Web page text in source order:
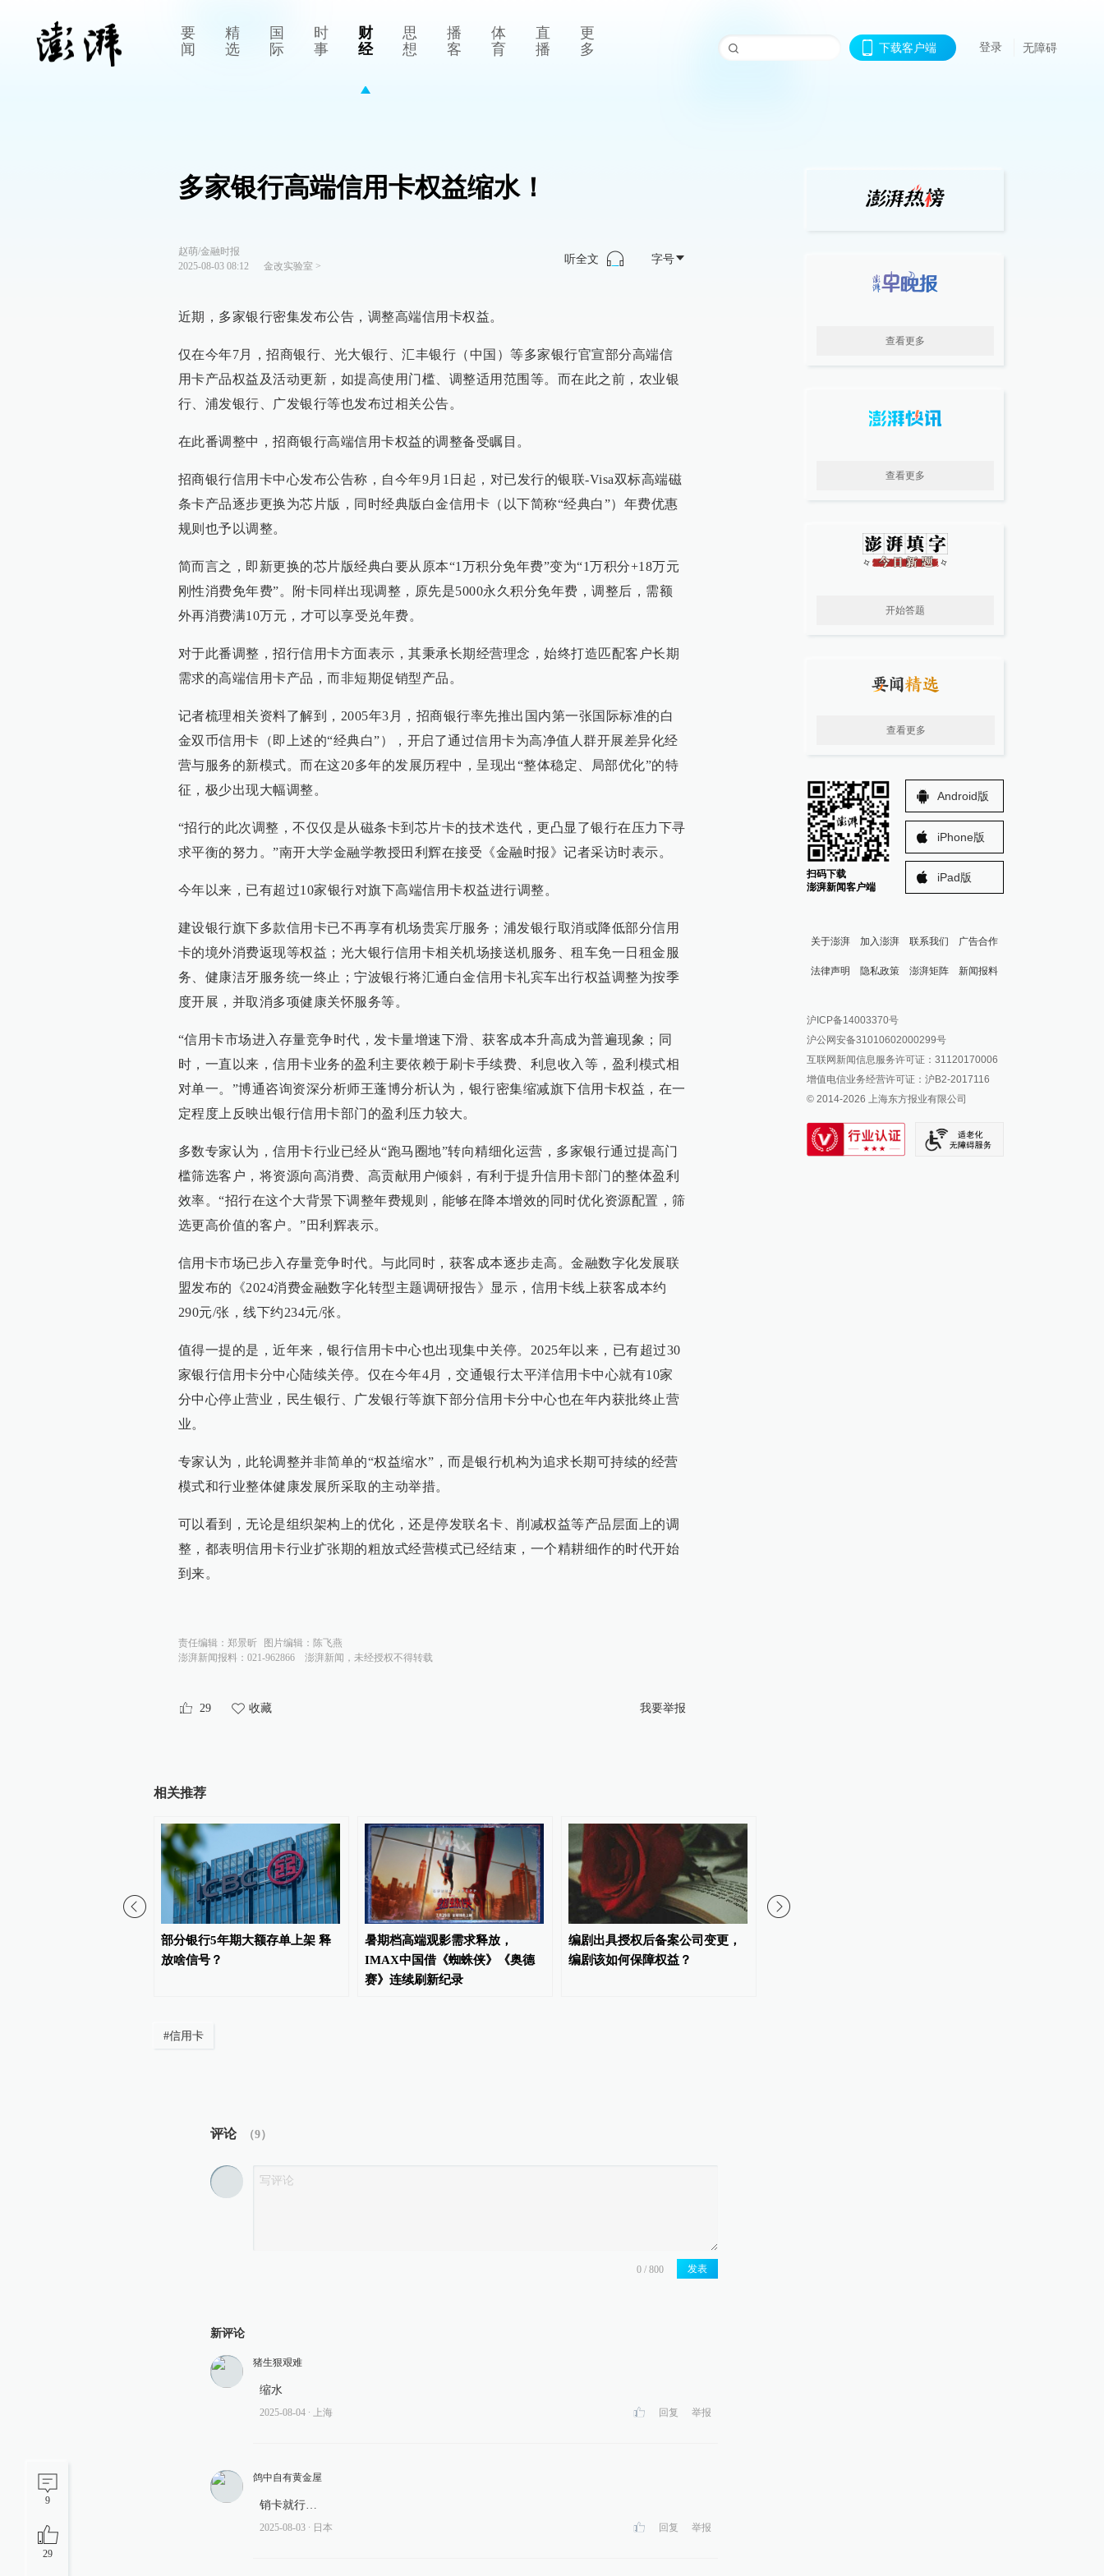
要
闻
精
选
国
际
时
事
财
经
思
想
播
客
体
育
直
播
更
多
下载客户端 登录 无障碍
9
29
多家银行高端信用卡权益缩水！
赵萌/金融时报
2025-08-03 08:12
金改实验室 >
听全文 字号
近期，多家银行密集发布公告，调整高端信用卡权益。
仅在今年7月，招商银行、光大银行、汇丰银行（中国）等多家银行官宣部分高端信
用卡产品权益及活动更新，如提高使用门槛、调整适用范围等。而在此之前，农业银
行、浦发银行、广发银行等也发布过相关公告。
在此番调整中，招商银行高端信用卡权益的调整备受瞩目。
招商银行信用卡中心发布公告称，自今年9月1日起，对已发行的银联-Visa双标高端磁
条卡产品逐步更换为芯片版，同时经典版白金信用卡（以下简称“经典白”）年费优惠
规则也予以调整。
简而言之，即新更换的芯片版经典白要从原本“1万积分免年费”变为“1万积分+18万元
刚性消费免年费”。附卡同样出现调整，原先是5000永久积分免年费，调整后，需额
外再消费满10万元，才可以享受兑年费。
对于此番调整，招行信用卡方面表示，其秉承长期经营理念，始终打造匹配客户长期
需求的高端信用卡产品，而非短期促销型产品。
记者梳理相关资料了解到，2005年3月，招商银行率先推出国内第一张国际标准的白
金双币信用卡（即上述的“经典白”），开启了通过信用卡为高净值人群开展差异化经
营与服务的新模式。而在这20多年的发展历程中，呈现出“整体稳定、局部优化”的特
征，极少出现大幅调整。
“招行的此次调整，不仅仅是从磁条卡到芯片卡的技术迭代，更凸显了银行在压力下寻
求平衡的努力。”南开大学金融学教授田利辉在接受《金融时报》记者采访时表示。
今年以来，已有超过10家银行对旗下高端信用卡权益进行调整。
建设银行旗下多款信用卡已不再享有机场贵宾厅服务；浦发银行取消或降低部分信用
卡的境外消费返现等权益；光大银行信用卡相关机场接送机服务、租车免一日租金服
务、健康洁牙服务统一终止；宁波银行将汇通白金信用卡礼宾车出行权益调整为按季
度开展，并取消多项健康关怀服务等。
“信用卡市场进入存量竞争时代，发卡量增速下滑、获客成本升高成为普遍现象；同
时，一直以来，信用卡业务的盈利主要依赖于刷卡手续费、利息收入等，盈利模式相
对单一。”博通咨询资深分析师王蓬博分析认为，银行密集缩减旗下信用卡权益，在一
定程度上反映出银行信用卡部门的盈利压力较大。
多数专家认为，信用卡行业已经从“跑马圈地”转向精细化运营，多家银行通过提高门
槛筛选客户，将资源向高消费、高贡献用户倾斜，有利于提升信用卡部门的整体盈利
效率。“招行在这个大背景下调整年费规则，能够在降本增效的同时优化资源配置，筛
选更高价值的客户。”田利辉表示。
信用卡市场已步入存量竞争时代。与此同时，获客成本逐步走高。金融数字化发展联
盟发布的《2024消费金融数字化转型主题调研报告》显示，信用卡线上获客成本约
290元/张，线下约234元/张。
值得一提的是，近年来，银行信用卡中心也出现集中关停。2025年以来，已有超过30
家银行信用卡分中心陆续关停。仅在今年4月，交通银行太平洋信用卡中心就有10家
分中心停止营业，民生银行、广发银行等旗下部分信用卡分中心也在年内获批终止营
业。
专家认为，此轮调整并非简单的“权益缩水”，而是银行机构为追求长期可持续的经营
模式和行业整体健康发展所采取的主动举措。
可以看到，无论是组织架构上的优化，还是停发联名卡、削减权益等产品层面上的调
整，都表明信用卡行业扩张期的粗放式经营模式已经结束，一个精耕细作的时代开始
到来。
责任编辑： 郑景昕 图片编辑： 陈飞燕
澎湃新闻报料：021-962866
澎湃新闻，未经授权不得转载
29 收藏 我要举报
相关推荐
部分银行5年期大额存单上架 释
放啥信号？
暑期档高端观影需求释放，
IMAX中国借《蜘蛛侠》《奥德
赛》连续刷新纪录
编剧出具授权后备案公司变更，
编剧该如何保障权益？
#信用卡
评论 （9）
发表
新评论
猪生狠艰难
缩水
2025-08-04 ∙ 上海 回复 举报
鸽中自有黄金屋
销卡就行…
2025-08-03 ∙ 日本 回复 举报
查看更多
查看更多
开始答题
查看更多
扫码下载
澎湃新闻客户端
Android版
iPhone版
iPad版
关于澎湃 加入澎湃 联系我们 广告合作
法律声明 隐私政策 澎湃矩阵
澎湃新闻公众号
澎湃新闻抖音号
派生万物开放平台
IP SHANGHAI
SIXTH TONE
新闻报料
报料邮箱: news@thepaper.cn
沪ICP备14003370号
沪公网安备31010602000299号
互联网新闻信息服务许可证：31120170006
增值电信业务经营许可证：沪B2-2017116
© 2014-2026 上海东方报业有限公司